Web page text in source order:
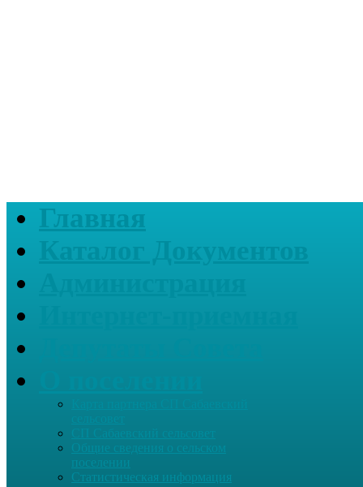
Главная
Общие сведения о сельском
поселении
Статистическая информация